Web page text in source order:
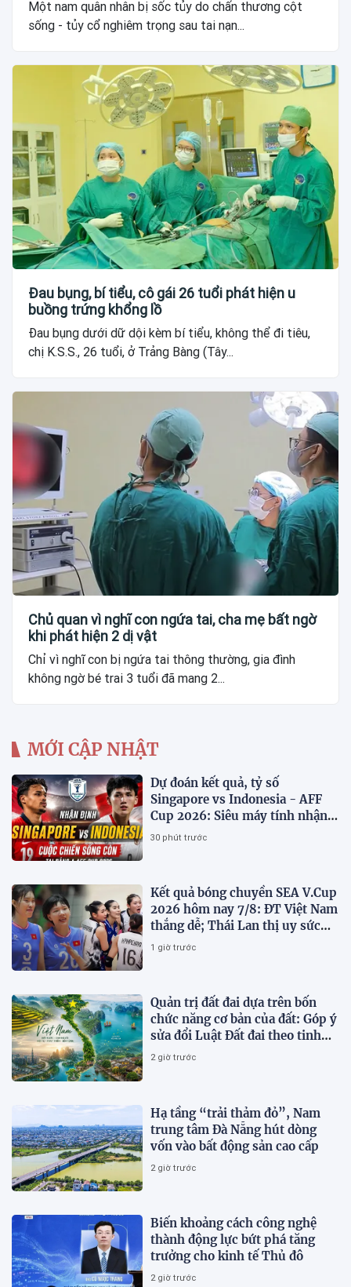
Một nam quân nhân bị sốc tủy do chấn thương cột
sống - tủy cổ nghiêm trọng sau tai nạn...
Đau bụng, bí tiểu, cô gái 26 tuổi phát hiện u
buồng trứng khổng lồ
Đau bụng dưới dữ dội kèm bí tiểu, không thể đi tiêu,
chị K.S.S., 26 tuổi, ở Trảng Bàng (Tây...
Chủ quan vì nghĩ con ngứa tai, cha mẹ bất ngờ
khi phát hiện 2 dị vật
Chỉ vì nghĩ con bị ngứa tai thông thường, gia đình
không ngờ bé trai 3 tuổi đã mang 2...
MỚI CẬP NHẬT
Dự đoán kết quả, tỷ số
Singapore vs Indonesia - AFF
Cup 2026: Siêu máy tính nhận
định bóng đá hôm nay 7/8
30 phút trước
Kết quả bóng chuyền SEA V.Cup
2026 hôm nay 7/8: ĐT Việt Nam
thắng dễ; Thái Lan thị uy sức
mạnh
1 giờ trước
Quản trị đất đai dựa trên bốn
chức năng cơ bản của đất: Góp ý
sửa đổi Luật Đất đai theo tinh
thần Nghị quyết số 21-NQ/TW
2 giờ trước
Hạ tầng “trải thảm đỏ”, Nam
trung tâm Đà Nẵng hút dòng
vốn vào bất động sản cao cấp
2 giờ trước
Biến khoảng cách công nghệ
thành động lực bứt phá tăng
trưởng cho kinh tế Thủ đô
2 giờ trước